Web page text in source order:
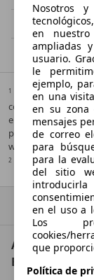
Puig de
1
Puede
combustible y las
en la “Guía de
puede obtenerse
www.idae.es.
2 IVA deducible
AutoScout24:
Europa
Nosotros y
en
ampliadas
usuario.
le
ejemplo,
en una
en su zona
mensajes
de correo
para
para la
del sitio
en el uso a
Los
cookies/
que
durante
durante
Política de